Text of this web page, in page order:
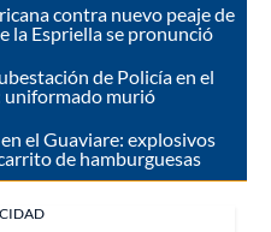
contra nuevo peaje de
la Espriella se pronunció
de Policía en el
uniformado murió
el Guaviare: explosivos
de hamburguesas